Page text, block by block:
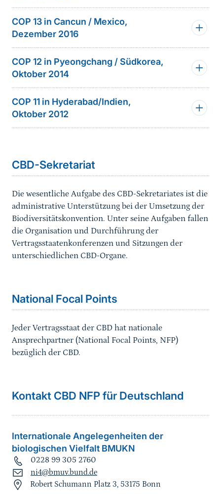
COP 13 in Cancun / Mexico,
Dezember 2016
COP 12 in Pyeongchang / Südkorea,
Oktober 2014
COP 11 in Hyderabad/Indien,
Oktober 2012
CBD-Sekretariat
Die wesentliche Aufgabe des CBD-Sekretariates ist die
administrative Unterstützung bei der Umsetzung der
Biodiversitätskonvention. Unter seine Aufgaben fallen
die Organisation und Durchführung der
Vertragsstaatenkonferenzen und Sitzungen der
unterschiedlichen CBD-Organe.
National Focal Points
Jeder Vertragsstaat der CBD hat nationale
Ansprechpartner (National Focal Points, NFP)
bezüglich der CBD.
Kontakt CBD NFP für Deutschland
Internationale Angelegenheiten der
biologischen Vielfalt BMUKN
0228 99 305 2760
ni4@bmuv.bund.de
Robert Schumann Platz 3, 53175 Bonn